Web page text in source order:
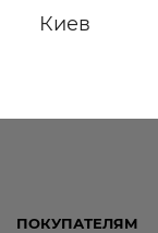
Киев
ПОКУПАТЕЛЯМ